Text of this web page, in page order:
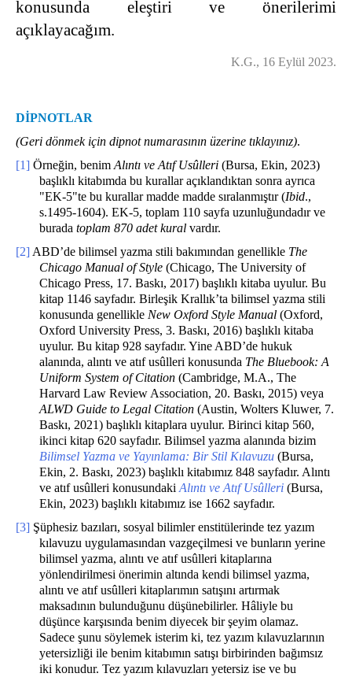
konusunda eleştiri ve önerilerimi
açıklayacağım.
K.G., 16 Eylül 2023.
DİPNOTLAR
(Geri dönmek için dipnot numarasının üzerine tıklayınız).
[1] Örneğin, benim Alıntı ve Atıf Usûlleri (Bursa, Ekin, 2023)
başlıklı kitabımda bu kurallar açıklandıktan sonra ayrıca
"EK-5"te bu kurallar madde madde sıralanmıştır (Ibid.,
s.1495-1604). EK-5, toplam 110 sayfa uzunluğundadır ve
burada toplam 870 adet kural vardır.
[2] ABD’de bilimsel yazma stili bakımından genellikle The
Chicago Manual of Style (Chicago, The University of
Chicago Press, 17. Baskı, 2017) başlıklı kitaba uyulur. Bu
kitap 1146 sayfadır. Birleşik Krallık’ta bilimsel yazma stili
konusunda genellikle New Oxford Style Manual (Oxford,
Oxford University Press, 3. Baskı, 2016) başlıklı kitaba
uyulur. Bu kitap 928 sayfadır. Yine ABD’de hukuk
alanında, alıntı ve atıf usûlleri konusunda The Bluebook: A
Uniform System of Citation (Cambridge, M.A., The
Harvard Law Review Association, 20. Baskı, 2015) veya
ALWD Guide to Legal Citation (Austin, Wolters Kluwer, 7.
Baskı, 2021) başlıklı kitaplara uyulur. Birinci kitap 560,
ikinci kitap 620 sayfadır. Bilimsel yazma alanında bizim
Bilimsel Yazma ve Yayınlama: Bir Stil Kılavuzu (Bursa,
Ekin, 2. Baskı, 2023) başlıklı kitabımız 848 sayfadır. Alıntı
ve atıf usûlleri konusundaki Alıntı ve Atıf Usûlleri (Bursa,
Ekin, 2023) başlıklı kitabımız ise 1662 sayfadır.
[3] Şüphesiz bazıları, sosyal bilimler enstitülerinde tez yazım
kılavuzu uygulamasından vazgeçilmesi ve bunların yerine
bilimsel yazma, alıntı ve atıf usûlleri kitaplarına
yönlendirilmesi önerimin altında kendi bilimsel yazma,
alıntı ve atıf usûlleri kitaplarımın satışını artırmak
maksadının bulunduğunu düşünebilirler. Hâliyle bu
düşünce karşısında benim diyecek bir şeyim olamaz.
Sadece şunu söylemek isterim ki, tez yazım kılavuzlarının
yetersizliği ile benim kitabımın satışı birbirinden bağımsız
iki konudur. Tez yazım kılavuzları yetersiz ise ve bu